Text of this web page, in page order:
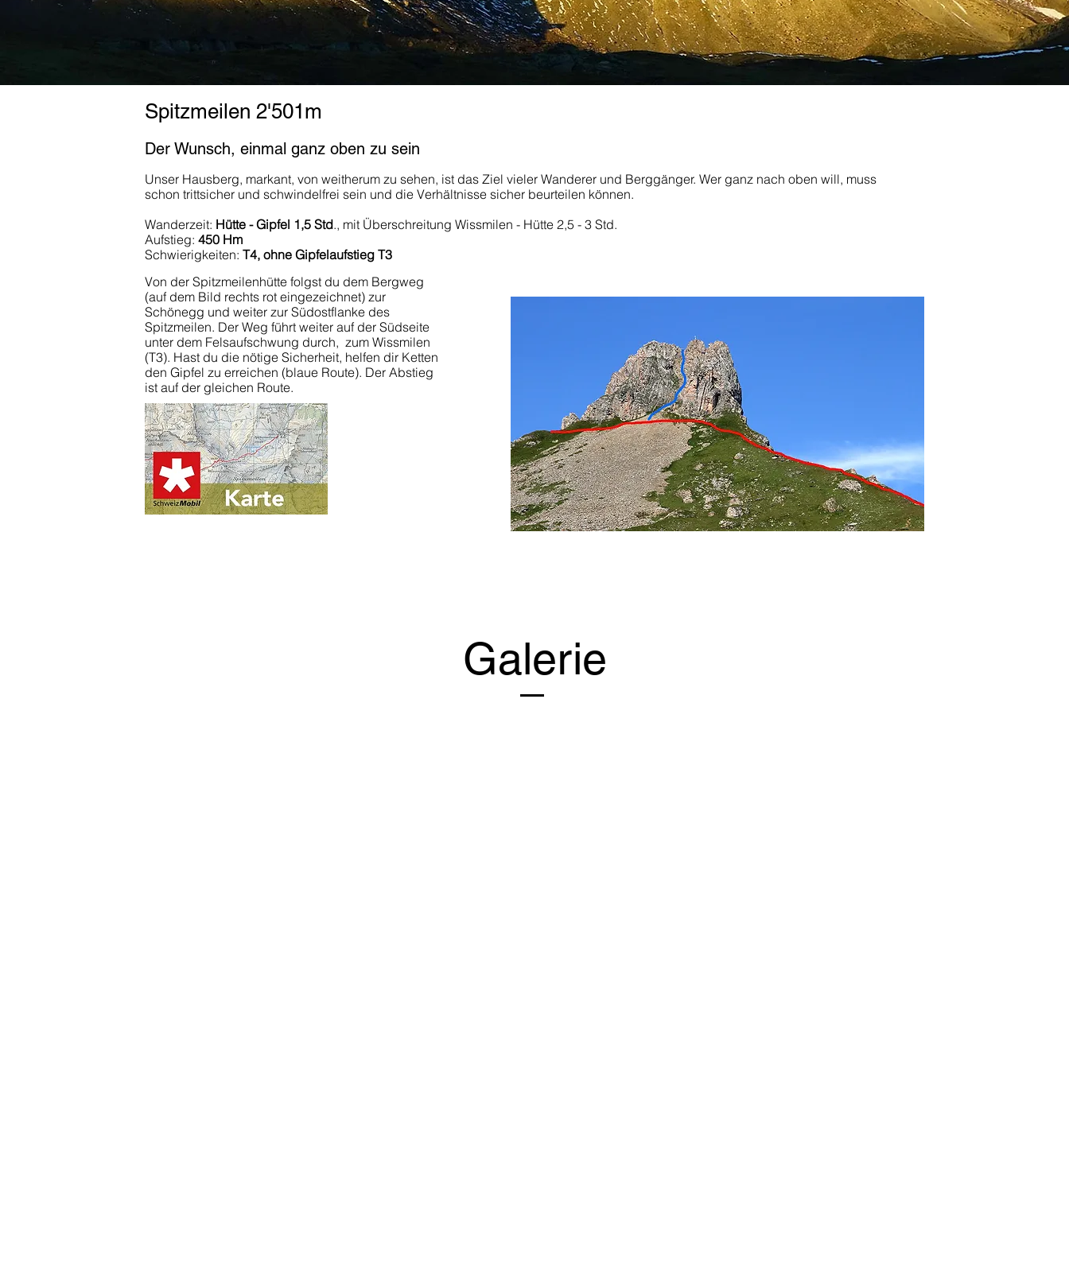
Spitzmeilen 2'501m
Der Wunsch, einmal ganz oben zu sein
Unser Hausberg, markant, von weitherum zu sehen, ist das Ziel vieler Wanderer und Berggänger. Wer ganz nach oben will, muss
schon trittsicher und schwindelfrei sein und die Verhältnisse sicher beurteilen können.
Wanderzeit: Hütte - Gipfel 1,5 Std., mit Überschreitung Wissmilen - Hütte 2,5 - 3 Std.
Aufstieg: 450 Hm
Schwierigkeiten: T4, ohne Gipfelaufstieg T3
Von der Spitzmeilenhütte folgst du dem Bergweg
(auf dem Bild rechts rot eingezeichnet) zur
Schönegg und weiter zur Südostflanke des
Spitzmeilen. Der Weg führt weiter auf der Südseite
unter dem Felsaufschwung durch, zum Wissmilen
(T3). Hast du die nötige Sicherheit, helfen dir Ketten
den Gipfel zu erreichen (blaue Route). Der Abstieg
ist auf der gleichen Route.
Galerie